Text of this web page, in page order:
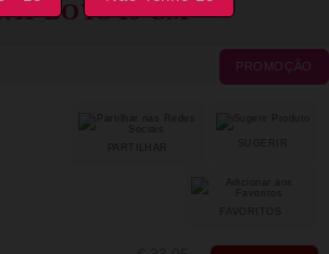
BOYS 19 CM
PROMOÇÃO
SUGERIR
FAVORITOS